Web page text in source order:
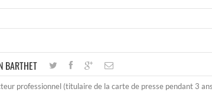
BARTHET
professionnel (titulaire de la carte de presse pendant 3